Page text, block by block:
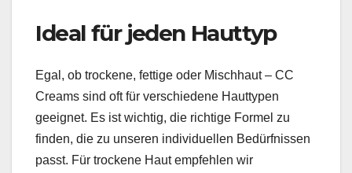
Ideal für jeden Hauttyp
Egal, ob trockene, fettige oder Mischhaut – CC
Creams sind oft für verschiedene Hauttypen
geeignet. Es ist wichtig, die richtige Formel zu
finden, die zu unseren individuellen Bedürfnissen
passt. Für trockene Haut empfehlen wir